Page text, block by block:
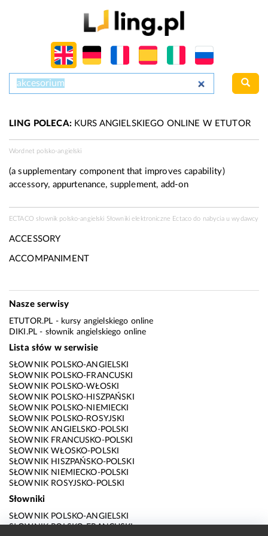
LING POLECA:KURS ANGIELSKIEGO ONLINE W ETUTOR
Wordnet polsko-angielski
(a supplementary component that improves capability)
accessory, appurtenance, supplement, add-on
ECTACO słownik polsko-angielski Słowniki elektroniczne Ectaco do nabycia uwydawcy
ACCESSORY
ACCOMPANIMENT
Nasze serwisy
ETUTOR.PL - kursy angielskiego online
DIKI.PL - słownik angielskiego online
Lista słów w serwisie
SŁOWNIK POLSKO-ANGIELSKI
SŁOWNIK POLSKO-FRANCUSKI
SŁOWNIK POLSKO-WŁOSKI
SŁOWNIK POLSKO-HISZPAŃSKI
SŁOWNIK POLSKO-NIEMIECKI
SŁOWNIK POLSKO-ROSYJSKI
SŁOWNIK ANGIELSKO-POLSKI
SŁOWNIK FRANCUSKO-POLSKI
SŁOWNIK WŁOSKO-POLSKI
SŁOWNIK HISZPAŃSKO-POLSKI
SŁOWNIK NIEMIECKO-POLSKI
SŁOWNIK ROSYJSKO-POLSKI
Słowniki
SŁOWNIK POLSKO-ANGIELSKI
SŁOWNIK POLSKO-FRANCUSKI